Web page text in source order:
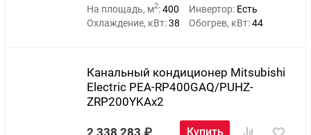
На площадь, м2:400 Инвертор: Есть
Охлаждение, кВт:38 Обогрев, кВт:44
Канальный кондиционер Mitsubishi
Electric PEA-RP400GAQ/PUHZ-
ZRP200YKAх2
2 338 283 Купить